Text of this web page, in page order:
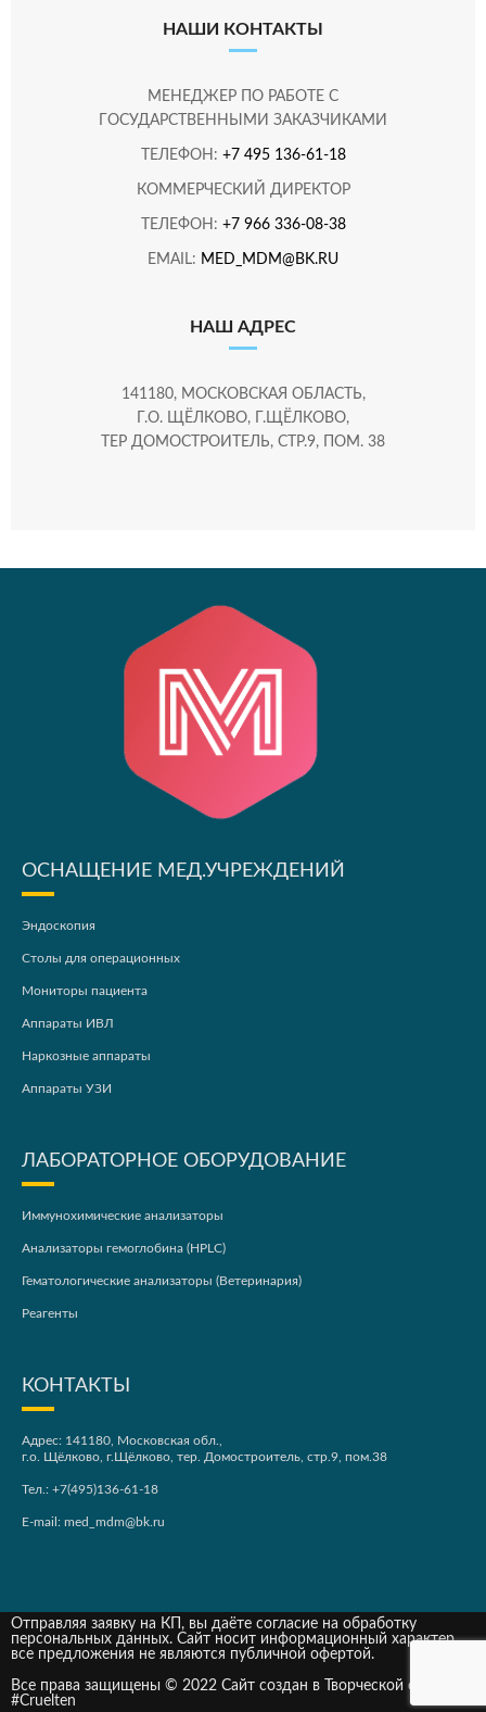
НАШИ КОНТАКТЫ
МЕНЕДЖЕР ПО РАБОТЕ С
ГОСУДАРСТВЕННЫМИ ЗАКАЗЧИКАМИ
ТЕЛЕФОН: +7 495 136-61-18
КОММЕРЧЕСКИЙ ДИРЕКТОР
ТЕЛЕФОН: +7 966 336-08-38
EMAIL: MED_MDM@BK.RU
НАШ АДРЕС
141180, МОСКОВСКАЯ ОБЛАСТЬ,
Г.О. ЩЁЛКОВО, Г.ЩЁЛКОВО,
ТЕР ДОМОСТРОИТЕЛЬ, СТР.9, ПОМ. 38
ОСНАЩЕНИЕ МЕД.УЧРЕЖДЕНИЙ
Эндоскопия
Столы для операционных
Мониторы пациента
Аппараты ИВЛ
Наркозные аппараты
Аппараты УЗИ
ЛАБОРАТОРНОЕ ОБОРУДОВАНИЕ
Иммунохимические анализаторы
Анализаторы гемоглобина (HPLC)
Гематологические анализаторы (Ветеринария)
Реагенты
КОНТАКТЫ
Адрес: 141180, Московская обл.,
г.о. Щёлково, г.Щёлково, тер. Домостроитель, стр.9, пом.38
Тел.: +7(495)136-61-18
E-mail: med_mdm@bk.ru
Отправляя заявку на КП, вы даёте согласие на обработку
персональных данных. Сайт носит информационный характер,
все предложения не являются публичной офертой.
Все права защищены © 2022 Сайт создан в Творческой студии
#Cruelten